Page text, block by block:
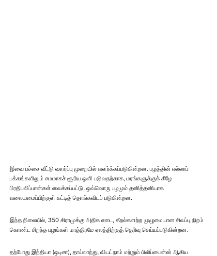
இவை பச்சை வீட்டு வளர்ப்பு முறையில் வளர்க்கப்படுகின்றன. பழத்தின் எல்லாப்
பக்கங்களிலும் சமமாகச் சூரிய ஒளி படுவதற்காக, மரங்களுக்குக் கீழே
பிரதிபலிப்பான்கள் வைக்கப்பட்டு, ஒவ்வொரு பழமும் தனித்தனியாக
வலையமைப்பிற்குள் கட்டித் தொங்கவிடப் படுகின்றன.
இந்த நிலையில், 350 கிராமுக்கு அதிக எடை, கீறல்களற்ற முழுமையான சிவப்பு நிறம்
கொண்ட சிறந்த பழங்கள் மாத்திரமே ஏலத்திற்குத் தெரிவு செய்யப்படுகின்றன.
தற்போது இந்தியா (ஒடிசா), தாய்லாந்து, வியட்நாம் மற்றும் பிலிப்பைன்ஸ் ஆகிய